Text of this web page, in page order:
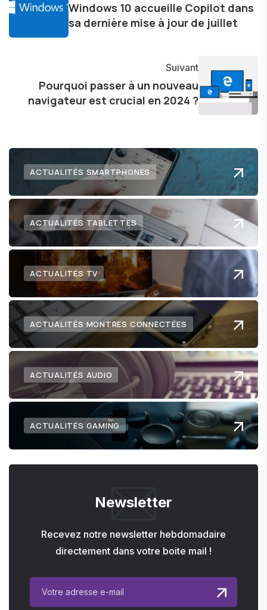
dans le paysage technologique en constante
évolution.
Windows 10 accueille Copilot dans
sa dernière mise à jour de juillet
Suivant
Pourquoi passer à un nouveau
navigateur est crucial en 2024 ?
ACTUALITÉS SMARTPHONES
ACTUALITÉS TABLETTES
ACTUALITÉS TV
ACTUALITÉS MONTRES CONNECTÉES
ACTUALITÉS AUDIO
ACTUALITÉS GAMING
Newsletter
Recevez notre newsletter hebdomadaire
directement dans votre boite mail !